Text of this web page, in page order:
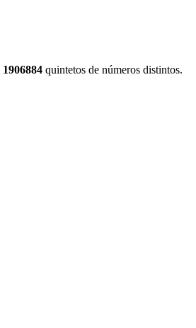
1906884 quintetos de números distintos.